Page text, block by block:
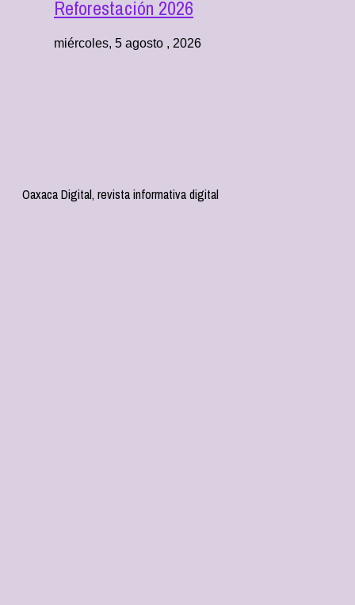
Reforestación 2026
miércoles, 5 agosto , 2026
Oaxaca Digital, revista informativa digital